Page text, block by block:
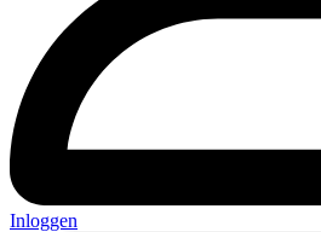
Inloggen